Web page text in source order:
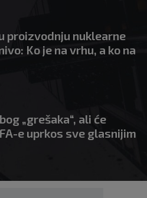
proizvodnju nuklearne
Ko je na vrhu, a ko na
„grešaka“, ali će
e uprkos sve glasnijim